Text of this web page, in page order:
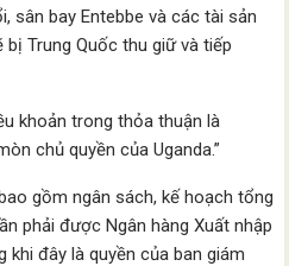
sân bay Entebbe và các tài sản
bị Trung Quốc thu giữ và tiếp
khoản trong thỏa thuận là
chủ quyền của Uganda.”
gồm ngân sách, kế hoạch tổng
phải được Ngân hàng Xuất nhập
khi đây là quyền của ban giám